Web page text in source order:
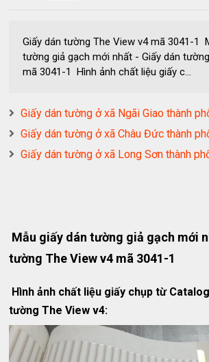
Giấy dán tường The View v4 mã 3041-1
tường giả gạch mới nhất - Giấy dán
mã 3041-1 Hình ảnh chất liệu giấy c...
Giấy dán tường ở xã Ngãi Giao thành
Giấy dán tường ở xã Châu Đức thành
Giấy dán tường ở xã Long Sơn thành
Mẫu giấy dán tường giả gạch mới
tường The View v4 mã 3041-1
Hình ảnh chất liệu giấy chụp từ
tường The View v4: